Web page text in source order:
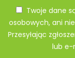
Twoje dane
osobowych, ani
Przesyłając
lub e-